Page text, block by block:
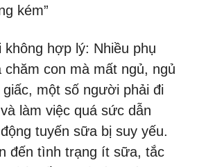
kém”
không hợp lý: Nhiều phụ
chăm con mà mất ngủ, ngủ
giấc, một số người phải đi
làm việc quá sức dẫn
tuyến sữa bị suy yếu.
đến tình trạng ít sữa, tắc